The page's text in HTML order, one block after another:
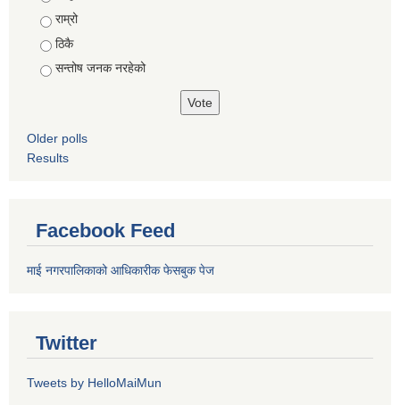
राम्रो
ठिकै
सन्तोष जनक नरहेको
Older polls
Results
Facebook Feed
माई नगरपालिकाको आधिकारीक फेसबुक पेज
Twitter
Tweets by HelloMaiMun